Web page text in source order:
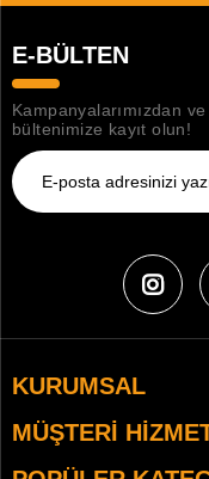
E-BÜLTEN
Kampanyalarımızdan
bültenimize kayıt olun!
KURUMSAL
MÜŞTERI